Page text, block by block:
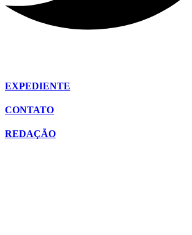
EXPEDIENTE
CONTATO
REDAÇÃO